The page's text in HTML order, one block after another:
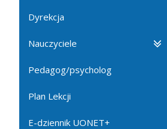
Dyrekcja
Nauczyciele
Pedagog/psycholog
Plan Lekcji
E-dziennik UONET+